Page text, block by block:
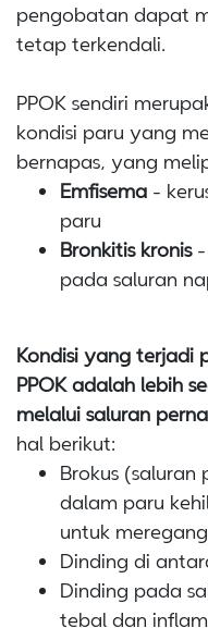
pengobatan dapat
tetap terkendali.
PPOK sendiri
kondisi paru yang
bernapas, yang
Emfisema -
paru
Bronkitis kronis-
pada saluran
Kondisi yang terjadi
PPOK adalah lebih
melalui saluran
hal berikut:
Brokus (saluran
dalam paru
untuk
Dinding di
Dinding pada
tebal dan